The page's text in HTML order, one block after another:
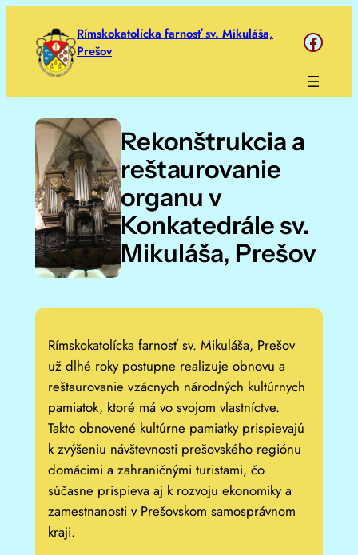
obsah
Rímskokatolícka farnosť sv. Mikuláša,
Prešov
https://
Rekonštrukcia a
reštaurovanie
organu v
Konkatedrále sv.
Mikuláša, Prešov
Rímskokatolícka farnosť sv. Mikuláša, Prešov
už dlhé roky postupne realizuje obnovu a
reštaurovanie vzácnych národných kultúrnych
pamiatok, ktoré má vo svojom vlastníctve.
Takto obnovené kultúrne pamiatky prispievajú
k zvýšeniu návštevnosti prešovského regiónu
domácimi a zahraničnými turistami, čo
súčasne prispieva aj k rozvoju ekonomiky a
zamestnanosti v Prešovskom samosprávnom
kraji.